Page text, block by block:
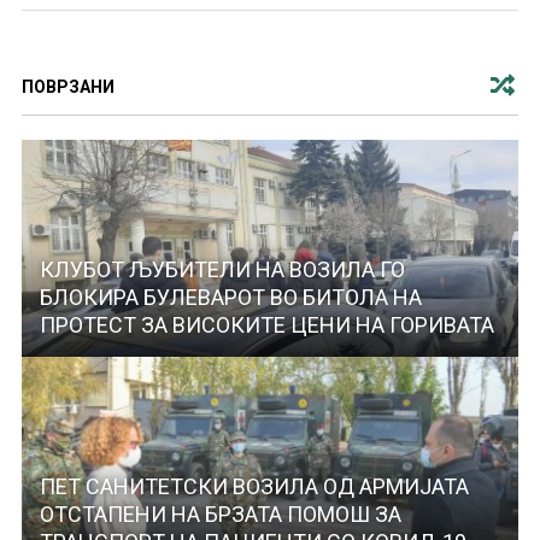
ПОВРЗАНИ
КЛУБОТ ЉУБИТЕЛИ НА ВОЗИЛА ГО
БЛОКИРА БУЛЕВАРОТ ВО БИТОЛА НА
ПРОТЕСТ ЗА ВИСОКИТЕ ЦЕНИ НА ГОРИВАТА
ПЕТ САНИТЕТСКИ ВОЗИЛА ОД АРМИЈАТА
ОТСТАПЕНИ НА БРЗАТА ПОМОШ ЗА